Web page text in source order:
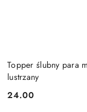
Topper ślubny para
lustrzany
Cena:
24.00